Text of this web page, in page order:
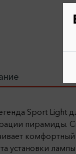
Sport Light
пирамиды.
установки